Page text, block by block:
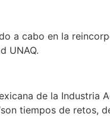
a cabo en la
UNAQ.
de la Industria
tiempos de retos,